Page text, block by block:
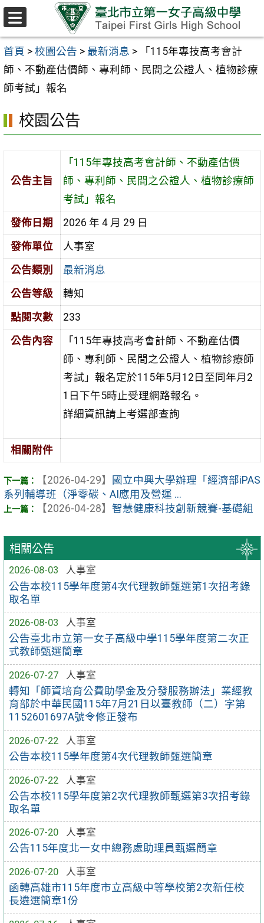
跳至主要內容區
首頁 > 校園公告 > 最新消息 >
「115年專技高考會計
師、不動產估價師、專利師、民間之公證人、植物診療
師考試」報名
相關公告
2026-08-03
人事室
公告本校115學年度第4次代理教師甄選第1次招考錄
取名單
2026-08-03
人事室
公告臺北市立第一女子高級中學115學年度第二次正
式教師甄選簡章
2026-07-27
人事室
轉知「師資培育公費助學金及分發服務辦法」業經教
育部於中華民國115年7月21日以臺教師（二）字第
1152601697A號令修正發布
2026-07-22
人事室
公告本校115學年度第4次代理教師甄選簡章
2026-07-22
人事室
公告本校115學年度第2次代理教師甄選第3次招考錄
取名單
2026-07-20
人事室
公告115年度北一女中總務處助理員甄選簡章
2026-07-20
人事室
函轉高雄市115年度市立高級中等學校第2次新任校
長遴選簡章1份
校園公告
公告主旨
「115年專技高考會計師、不動產估價
師、專利師、民間之公證人、植物診療師
考試」報名
發佈日期
2026 年 4 月 29 日
發佈單位
人事室
公告類別
最新消息
公告等級
轉知
點閱次數
233
公告內容
「115年專技高考會計師、不動產估價
師、專利師、民間之公證人、植物診療師
考試」報名定於115年5月12日至同年月2
1日下午5時止受理網路報名。
詳細資訊請上考選部查詢
相關附件
【2026-04-29】
國立中興大學辦理「經濟部iPAS
系列輔導班（淨零碳、AI應用及營運 ...
【2026-04-28】 智慧健康科技創新競賽-基礎組
選
單